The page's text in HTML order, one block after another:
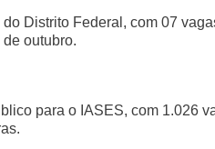
Distrito Federal, com 07
outubro.
para o IASES, com 1.026